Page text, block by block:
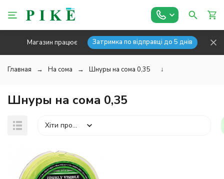
Магазин працює Затримка по відправці до 5 днів
Главная На сома Шнуры на сома 0,35 ↓
Шнуры на сома 0,35
Хіти продажів